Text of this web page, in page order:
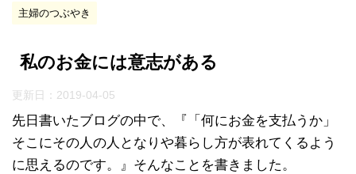
主婦のつぶやき
私のお金には意志がある
更新日： 2019-04-05
先日書いたブログの中で、『「何にお金を支払うか」
そこにその人の人となりや暮らし方が表れてくるよう
に思えるのです。』そんなことを書きました。